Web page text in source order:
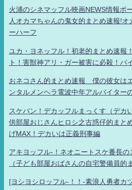
火浦のシネマッフル映画NEWS情報ポ
人オカマちゃんの鬼女的まとめ速報!
ーハーフ
ユカ・ヨネッフル！初老的まとめ速報
ト！害獣神アリ・ガー被害に必殺！パ
おネコさん的まとめ速報 僕の彼女は
ンタルメンヘラ電波中年アルバイター
スケバン！デカッフルまっくす（デカ
供部屋おじさんヒロシ之古惑仔的まと
げMAX！デカいは正義刑事編
アキヨッフル-！ネオニートスケ番長の
（子ども部屋おばさんの自宅警備員的
[ヨシヨシロッフル-！！-素浪人勇者カ